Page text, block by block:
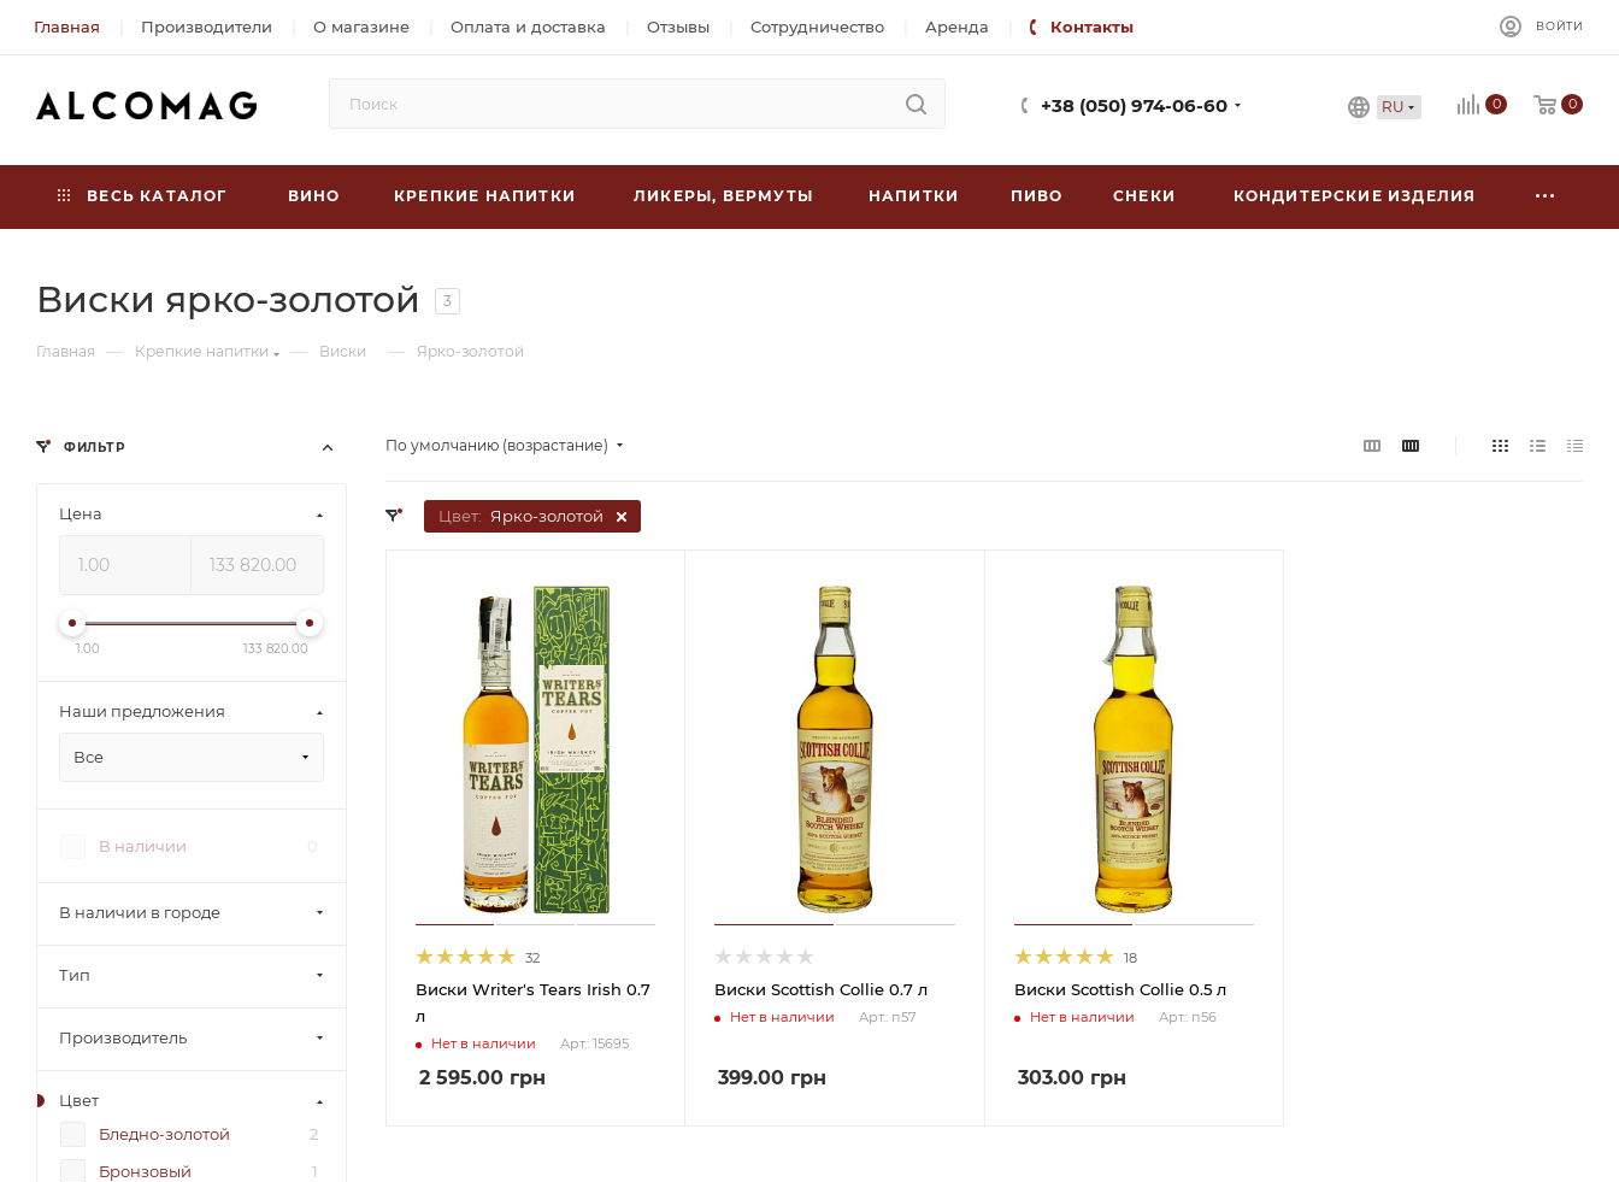
Главная Производители О магазине Оплата и доставка Отзывы Сотрудничество Аренда Контакты ВОЙТИ
+38 (050) 974-06-60 RU 0 0
ВЕСЬ КАТАЛОГ ВИНО КРЕПКИЕ НАПИТКИ ЛИКЕРЫ, ВЕРМУТЫ НАПИТКИ ПИВО СНЕКИ КОНДИТЕРСКИЕ ИЗДЕЛИЯ
Виски ярко-золотой 3
Главная — Крепкие напитки — Виски — Ярко-золотой
По умолчанию (возрастание)
Цвет: Ярко-золотой
32
Виски Writer's Tears Irish 0.7
л
Нет в наличии Арт.: 15695
2 595.00 грн
Виски Scottish Collie 0.7 л
Нет в наличии Арт.: п57
399.00 грн
18
Виски Scottish Collie 0.5 л
Нет в наличии Арт.: п56
303.00грн
ФИЛЬТР
Цена
1.00 133 820.00
Наши предложения
Все
В наличии 0
В наличии в городе
Тип
Производитель
Цвет
Бледно-золотой
2
Бронзовый
1